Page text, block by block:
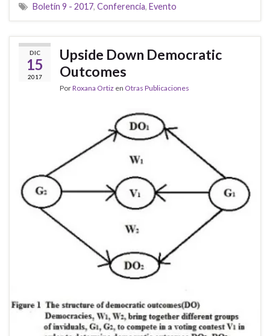
Boletín 9 - 2017, Conferencia, Evento
DIC
15
2017
Upside Down Democratic
Outcomes
PorRoxana Ortiz en Otras Publicaciones